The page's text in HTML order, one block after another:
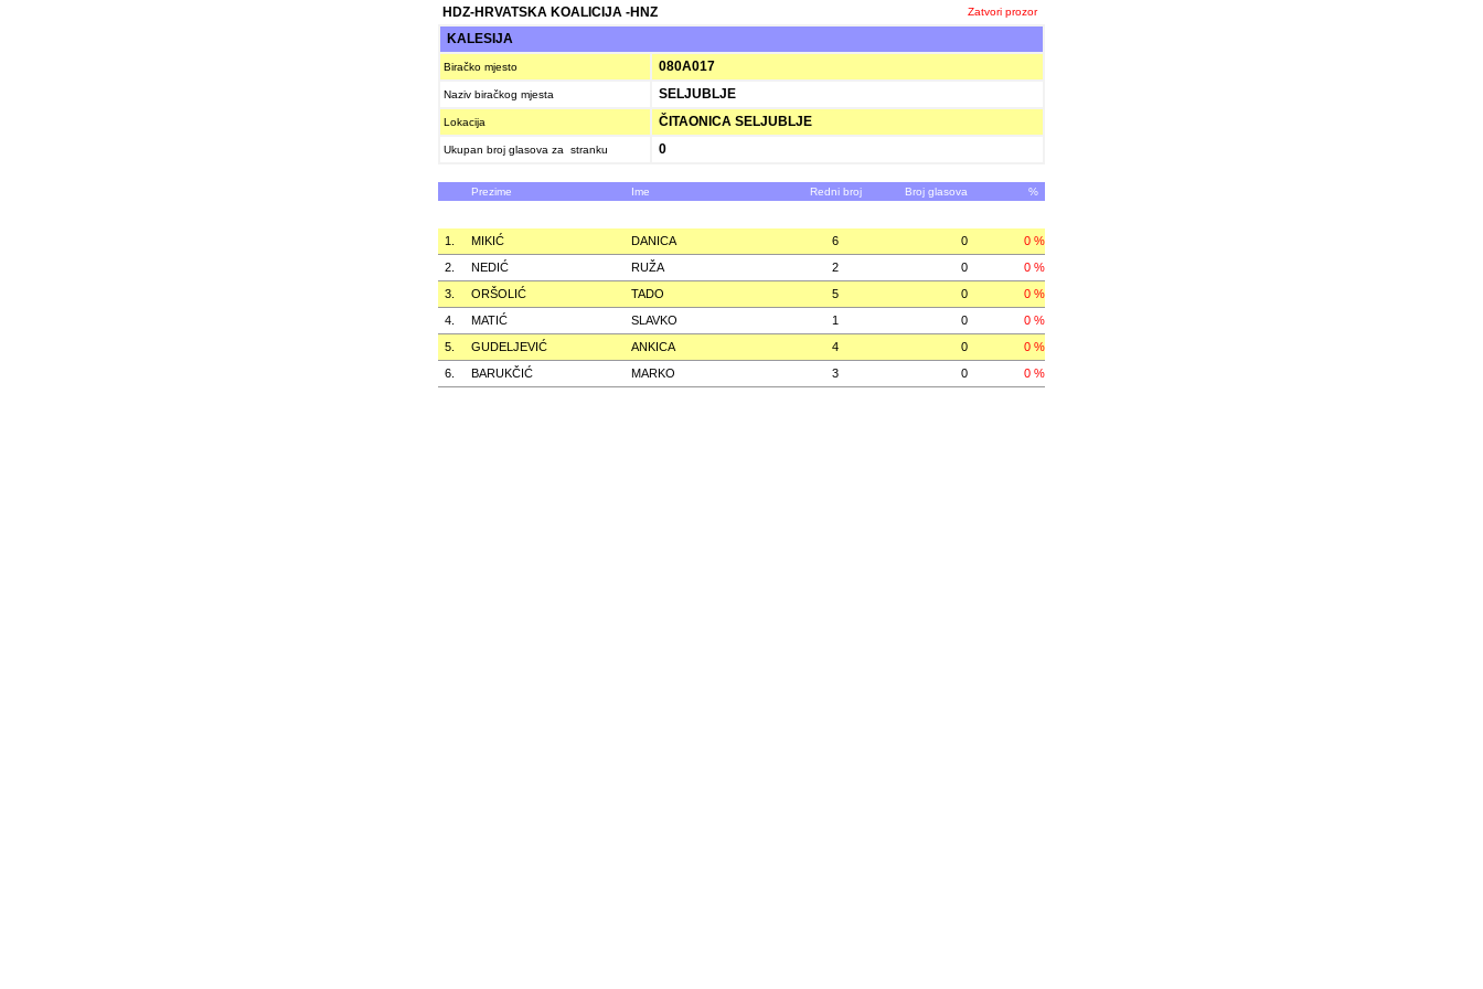
HDZ-HRVATSKA KOALICIJA -HNZ Zatvori prozor
KALESIJA
Biračko mjesto 080A017
Naziv biračkog mjesta SELJUBLJE
Lokacija ČITAONICA SELJUBLJE
Ukupan broj glasova za stranku 0
Prezime Ime Redni broj Broj glasova %
1. MIKIĆ DANICA 6 0
0 %
2.
NEDIĆ RUŽA 2 0
0 %
3.
ORŠOLIĆ TADO 5 0
0 %
4.
MATIĆ SLAVKO 1 0
0 %
5.
GUDELJEVIĆ ANKICA 4 0
0 %
6.
BARUKČIĆ MARKO 3 0 0 %